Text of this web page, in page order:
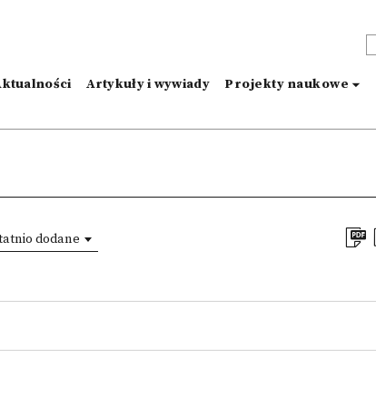
Artykuły i wywiady Projekty naukowe
dodane